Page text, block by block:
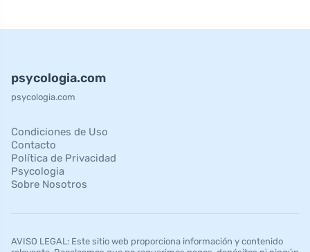
psycologia.com
psycologia.com
Condiciones de Uso
Contacto
Política de Privacidad
Psycologia
Sobre Nosotros
AVISO LEGAL: Este sitio web proporciona información y contenido